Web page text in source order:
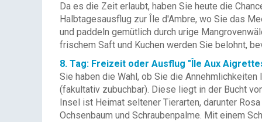
Da es die Zeit erlaubt, haben Sie heute die
Halbtagesausflug zur Île d'Ambre, wo Sie das
und paddeln gemütlich durch urige
frischem Saft und Kuchen werden Sie belohnt,
8. Tag: Freizeit oder Ausflug "Île Aux
Sie haben die Wahl, ob Sie die
(fakultativ zubuchbar). Diese liegt in der Bucht
Insel ist Heimat seltener Tierarten, darunter
Ochsenbaum und Schraubenpalme. Mit einem